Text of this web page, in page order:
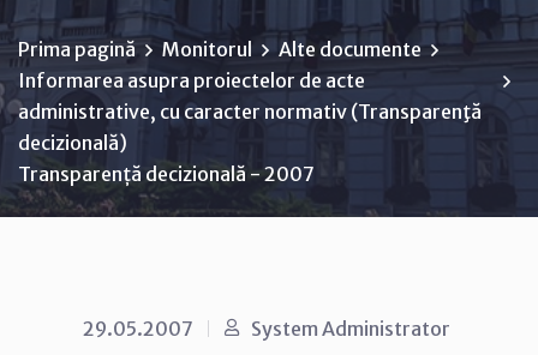
Prima pagină Monitorul
Alte documente
Informarea asupra proiectelor de acte
administrative, cu caracter normativ (Transparenţă
decizională)
Transparență decizională - 2007
29.05.2007 System Administrator